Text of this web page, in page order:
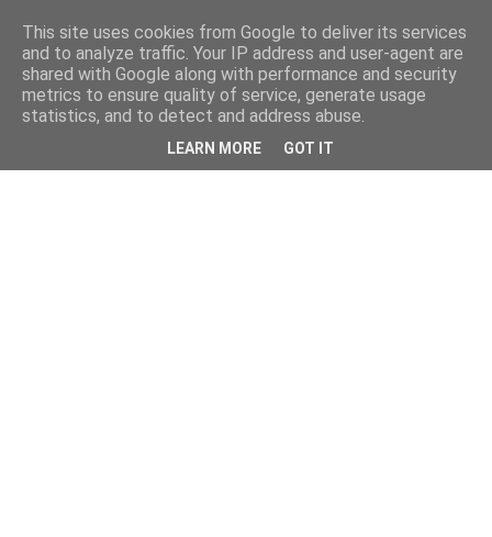
This site uses cookies from Google to deliver its services
and to analyze traffic. Your IP address and user-agent are
shared with Google along with performance and security
metrics to ensure quality of service, generate usage
statistics, and to detect and address abuse.
LEARN MORE GOT IT